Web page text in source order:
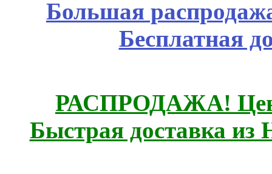
Большая
Бесплатная
РАСПРОДАЖА!
Быстрая доставка из